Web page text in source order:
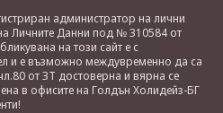
администратор на лични
Личните Данни под № 310584 от
на този сайт е с
и е възможно междувременно да са
от ЗТ достоверна и вярна се
в офисите на Голдън Холидейз-БГ